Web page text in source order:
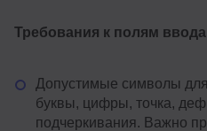
Требования к полям
Допустимые символы для
буквы, цифры, точка,
подчеркивания. Важно